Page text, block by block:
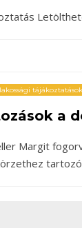
a
Margit